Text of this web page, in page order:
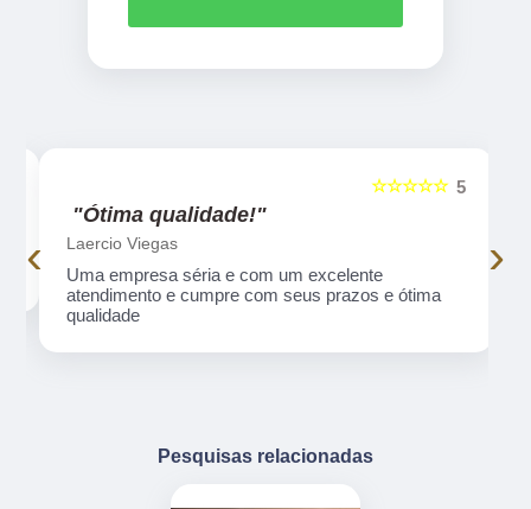
5
☆☆☆☆☆
"Ótima qualidade!"
Laercio Viegas
Uma empresa séria e com um excelente
atendimento e cumpre com seus prazos e ótima
qualidade
‹ ›
Pesquisas relacionadas